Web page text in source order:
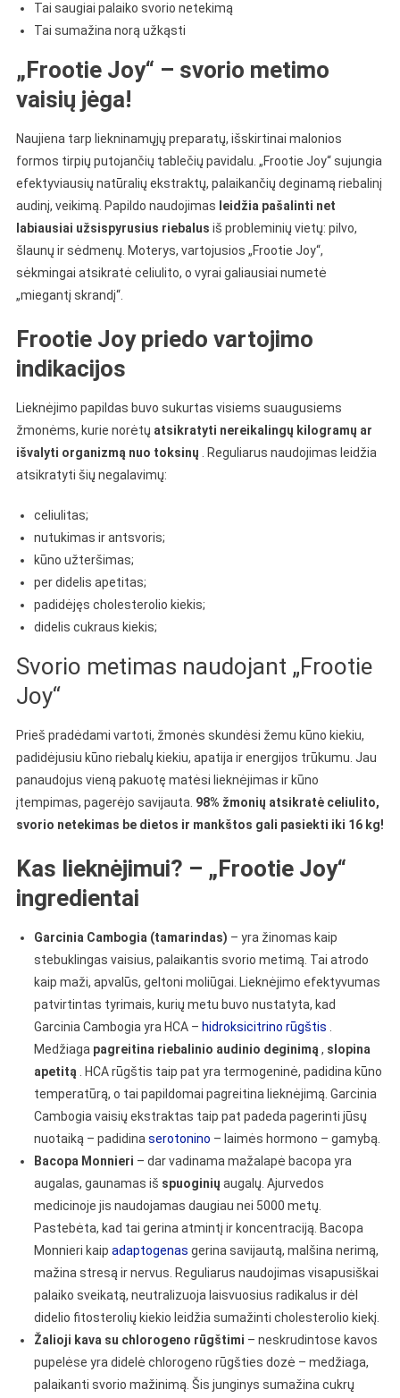
Tai saugiai palaiko svorio netekimą
Tai sumažina norą užkąsti
„Frootie Joy“ – svorio metimo
vaisių jėga!
Naujiena tarp liekninamųjų preparatų, išskirtinai malonios
formos tirpių putojančių tablečių pavidalu. „Frootie Joy“ sujungia
efektyviausių natūralių ekstraktų, palaikančių deginamą riebalinį
audinį, veikimą. Papildo naudojimas leidžia pašalinti net
labiausiai užsispyrusius riebalus iš probleminių vietų: pilvo,
šlaunų ir sėdmenų. Moterys, vartojusios „Frootie Joy“,
sėkmingai atsikratė celiulito, o vyrai galiausiai numetė
„miegantį skrandį“.
Frootie Joy priedo vartojimo
indikacijos
Lieknėjimo papildas buvo sukurtas visiems suaugusiems
žmonėms, kurie norėtų atsikratyti nereikalingų kilogramų ar
išvalyti organizmą nuo toksinų . Reguliarus naudojimas leidžia
atsikratyti šių negalavimų:
celiulitas;
nutukimas ir antsvoris;
kūno užteršimas;
per didelis apetitas;
padidėjęs cholesterolio kiekis;
didelis cukraus kiekis;
Svorio metimas naudojant „Frootie
Joy“
Prieš pradėdami vartoti, žmonės skundėsi žemu kūno kiekiu,
padidėjusiu kūno riebalų kiekiu, apatija ir energijos trūkumu. Jau
panaudojus vieną pakuotę matėsi lieknėjimas ir kūno
įtempimas, pagerėjo savijauta. 98% žmonių atsikratė celiulito,
svorio netekimas be dietos ir mankštos gali pasiekti iki 16 kg!
Kas lieknėjimui? – „Frootie Joy“
ingredientai
Garcinia Cambogia (tamarindas) – yra žinomas kaip
stebuklingas vaisius, palaikantis svorio metimą. Tai atrodo
kaip maži, apvalūs, geltoni moliūgai. Lieknėjimo efektyvumas
patvirtintas tyrimais, kurių metu buvo nustatyta, kad
Garcinia Cambogia yra HCA – hidroksicitrino rūgštis
Medžiaga pagreitina riebalinio audinio deginimą , slopina
apetitą . HCA rūgštis taip pat yra termogeninė, padidina kūno
temperatūrą, o tai papildomai pagreitina lieknėjimą. Garcinia
Cambogia vaisių ekstraktas taip pat padeda pagerinti jūsų
nuotaiką – padidina serotonino – laimės hormono – gamybą.
Bacopa Monnieri – dar vadinama mažalapė bacopa yra
augalas, gaunamas iš spuoginių augalų. Ajurvedos
medicinoje jis naudojamas daugiau nei 5000 metų.
Pastebėta, kad tai gerina atmintį ir koncentraciją. Bacopa
Monnieri kaip adaptogenas gerina savijautą, malšina nerimą,
mažina stresą ir nervus. Reguliarus naudojimas visapusiškai
palaiko sveikatą, neutralizuoja laisvuosius radikalus ir dėl
didelio fitosterolių kiekio leidžia sumažinti cholesterolio kiekį.
Žalioji kava su chlorogeno rūgštimi – neskrudintose kavos
pupelėse yra didelė chlorogeno rūgšties dozė – medžiaga,
palaikanti svorio mažinimą. Šis junginys sumažina cukrų